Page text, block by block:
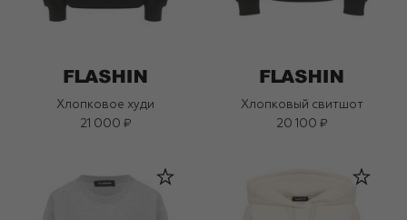
Хлопковое худи
21 000 ₽
Хлопковый свитшот
20 100 ₽